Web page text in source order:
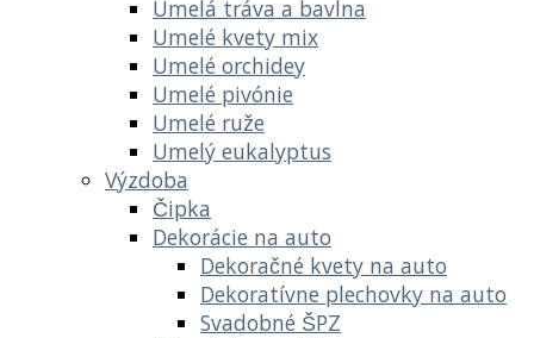
Umelá tráva a bavlna
Umelé kvety mix
Umelé orchidey
Umelé pivónie
Umelé ruže
Umelý eukalyptus
Výzdoba
Čipka
Dekorácie na auto
Dekoračné kvety na auto
Dekoratívne plechovky na auto
Svadobné ŠPZ